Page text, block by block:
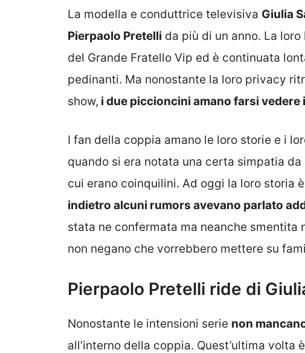
La modella e conduttrice televisiva Giulia
Pierpaolo Pretelli da più di un anno. La
del Grande Fratello Vip ed è continuata
pedinanti. Ma nonostante la loro privacy
show, i due piccioncini amano farsi
I fan della coppia amano le loro storie e i
quando si era notata una certa simpatia
cui erano coinquilini. Ad oggi la loro storia
indietro alcuni rumors avevano parlato
stata ne confermata ma neanche smentita
non negano che vorrebbero mettere su
Pierpaolo Pretelli ride di
Nonostante le intensioni serie non
all’interno della coppia. Quest’ultima volta